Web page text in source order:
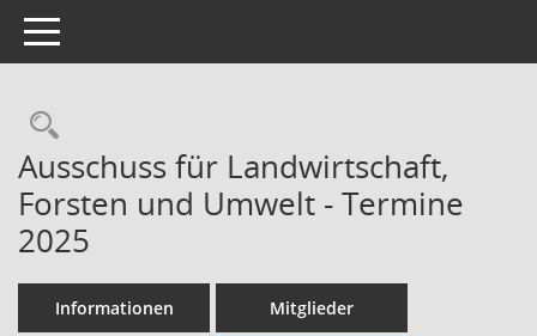
Toggle navigation
Ausschuss für Landwirtschaft,
Forsten und Umwelt - Termine
2025
Informationen Mitglieder